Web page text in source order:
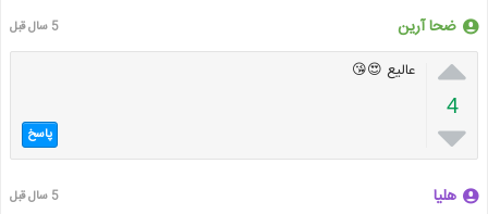
ضحا آرین 5 سال قبل

4

عالیع 😍😘
پاسخ
هليا 5 سال قبل